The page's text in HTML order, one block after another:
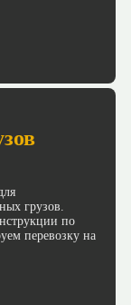
грузов.
по
перевозку на